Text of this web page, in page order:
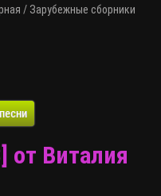
/ Зарубежные сборники
от Виталия